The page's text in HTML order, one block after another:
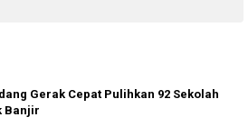
Gerak Cepat Pulihkan 92 Sekolah
Banjir